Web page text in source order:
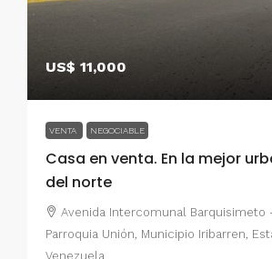
US$ 11,000
VENTA NEGOCIABLE
Casa en venta. En la mejor
del norte
Avenida Intercomunal Barquisimeto -
Parroquia Unión, Municipio Iribarren,
Venezuela